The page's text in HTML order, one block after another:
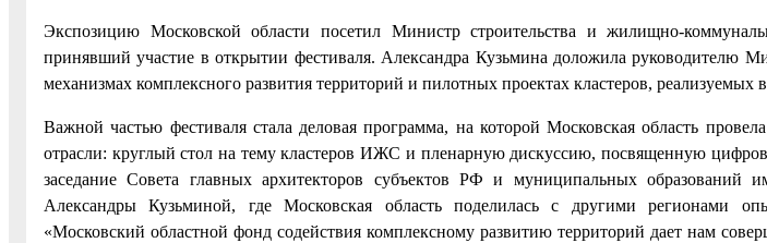
Экспозицию Московской области посетил Министр строительства и жилищно-
принявший участие в открытии фестиваля. Александра Кузьмина доложила руководителю
механизмах комплексного развития территорий и пилотных проектах кластеров, реализуемых
Важной частью фестиваля стала деловая программа, на которой Московская область
отрасли: круглый стол на тему кластеров ИЖС и пленарную дискуссию, посвященную
заседание Совета главных архитекторов субъектов РФ и муниципальных образований
Александры Кузьминой, где Московская область поделилась с другими регионами
«Московский областной фонд содействия комплексному развитию территорий дает нам